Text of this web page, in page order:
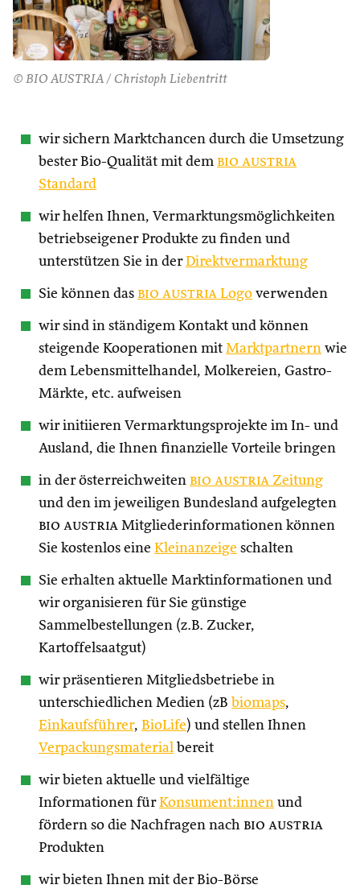
© BIO AUSTRIA / Christoph Liebentritt
wir sichern Marktchancen durch die Umsetzung
bester Bio-Qualität mit dem bio austria
Standard
wir helfen Ihnen, Vermarktungsmöglichkeiten
betriebseigener Produkte zu finden und
unterstützen Sie in derDirektvermarktung
Sie können das bio austria Logo verwenden
wir sind in ständigem Kontakt und können
steigende Kooperationen mit Marktpartnern wie
dem Lebensmittelhandel, Molkereien, Gastro-
Märkte, etc. aufweisen
wir initiieren Vermarktungsprojekte im In- und
Ausland, die Ihnen finanzielle Vorteile bringen
in der österreichweiten bio austria Zeitung
und den im jeweiligen Bundesland aufgelegten
bio austria Mitgliederinformationen können
Sie kostenlos eine Kleinanzeige schalten
Sie erhalten aktuelle Marktinformationen und
wir organisieren für Sie günstige
Sammelbestellungen (z.B. Zucker,
Kartoffelsaatgut)
wir präsentieren Mitgliedsbetriebe in
unterschiedlichen Medien (zB biomaps,
Einkaufsführer, BioLife) und stellen Ihnen
Verpackungsmaterial bereit
wir bieten aktuelle und vielfältige
Informationen fürKonsument:innen und
fördern so die Nachfragen nach bio austria
Produkten
wir bieten Ihnen mit der Bio-Börse